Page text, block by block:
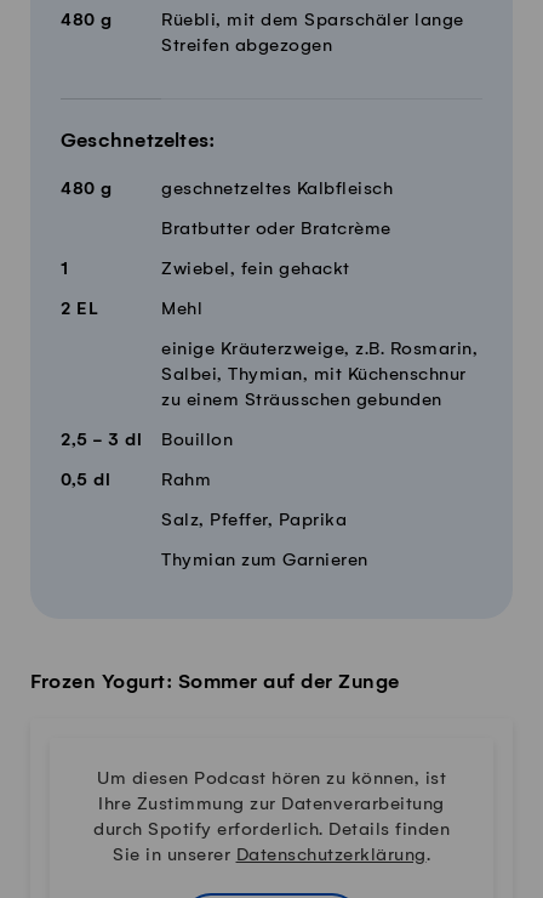
480 g
Rüebli, mit dem Sparschäler lange
Streifen abgezogen
Geschnetzeltes:
480 g geschnetzeltes Kalbfleisch
Bratbutter oder Bratcrème
1 Zwiebel, fein gehackt
2 EL Mehl
einige Kräuterzweige, z.B. Rosmarin,
Salbei, Thymian, mit Küchenschnur
zu einem Sträusschen gebunden
2,5 - 3 dl Bouillon
0,5 dl Rahm
Salz, Pfeffer, Paprika
Thymian zum Garnieren
Frozen Yogurt: Sommer auf der Zunge
Um diesen Podcast hören zu können, ist
Ihre Zustimmung zur Datenverarbeitung
durch Spotify erforderlich. Details finden
Sie in unserer Datenschutzerklärung.